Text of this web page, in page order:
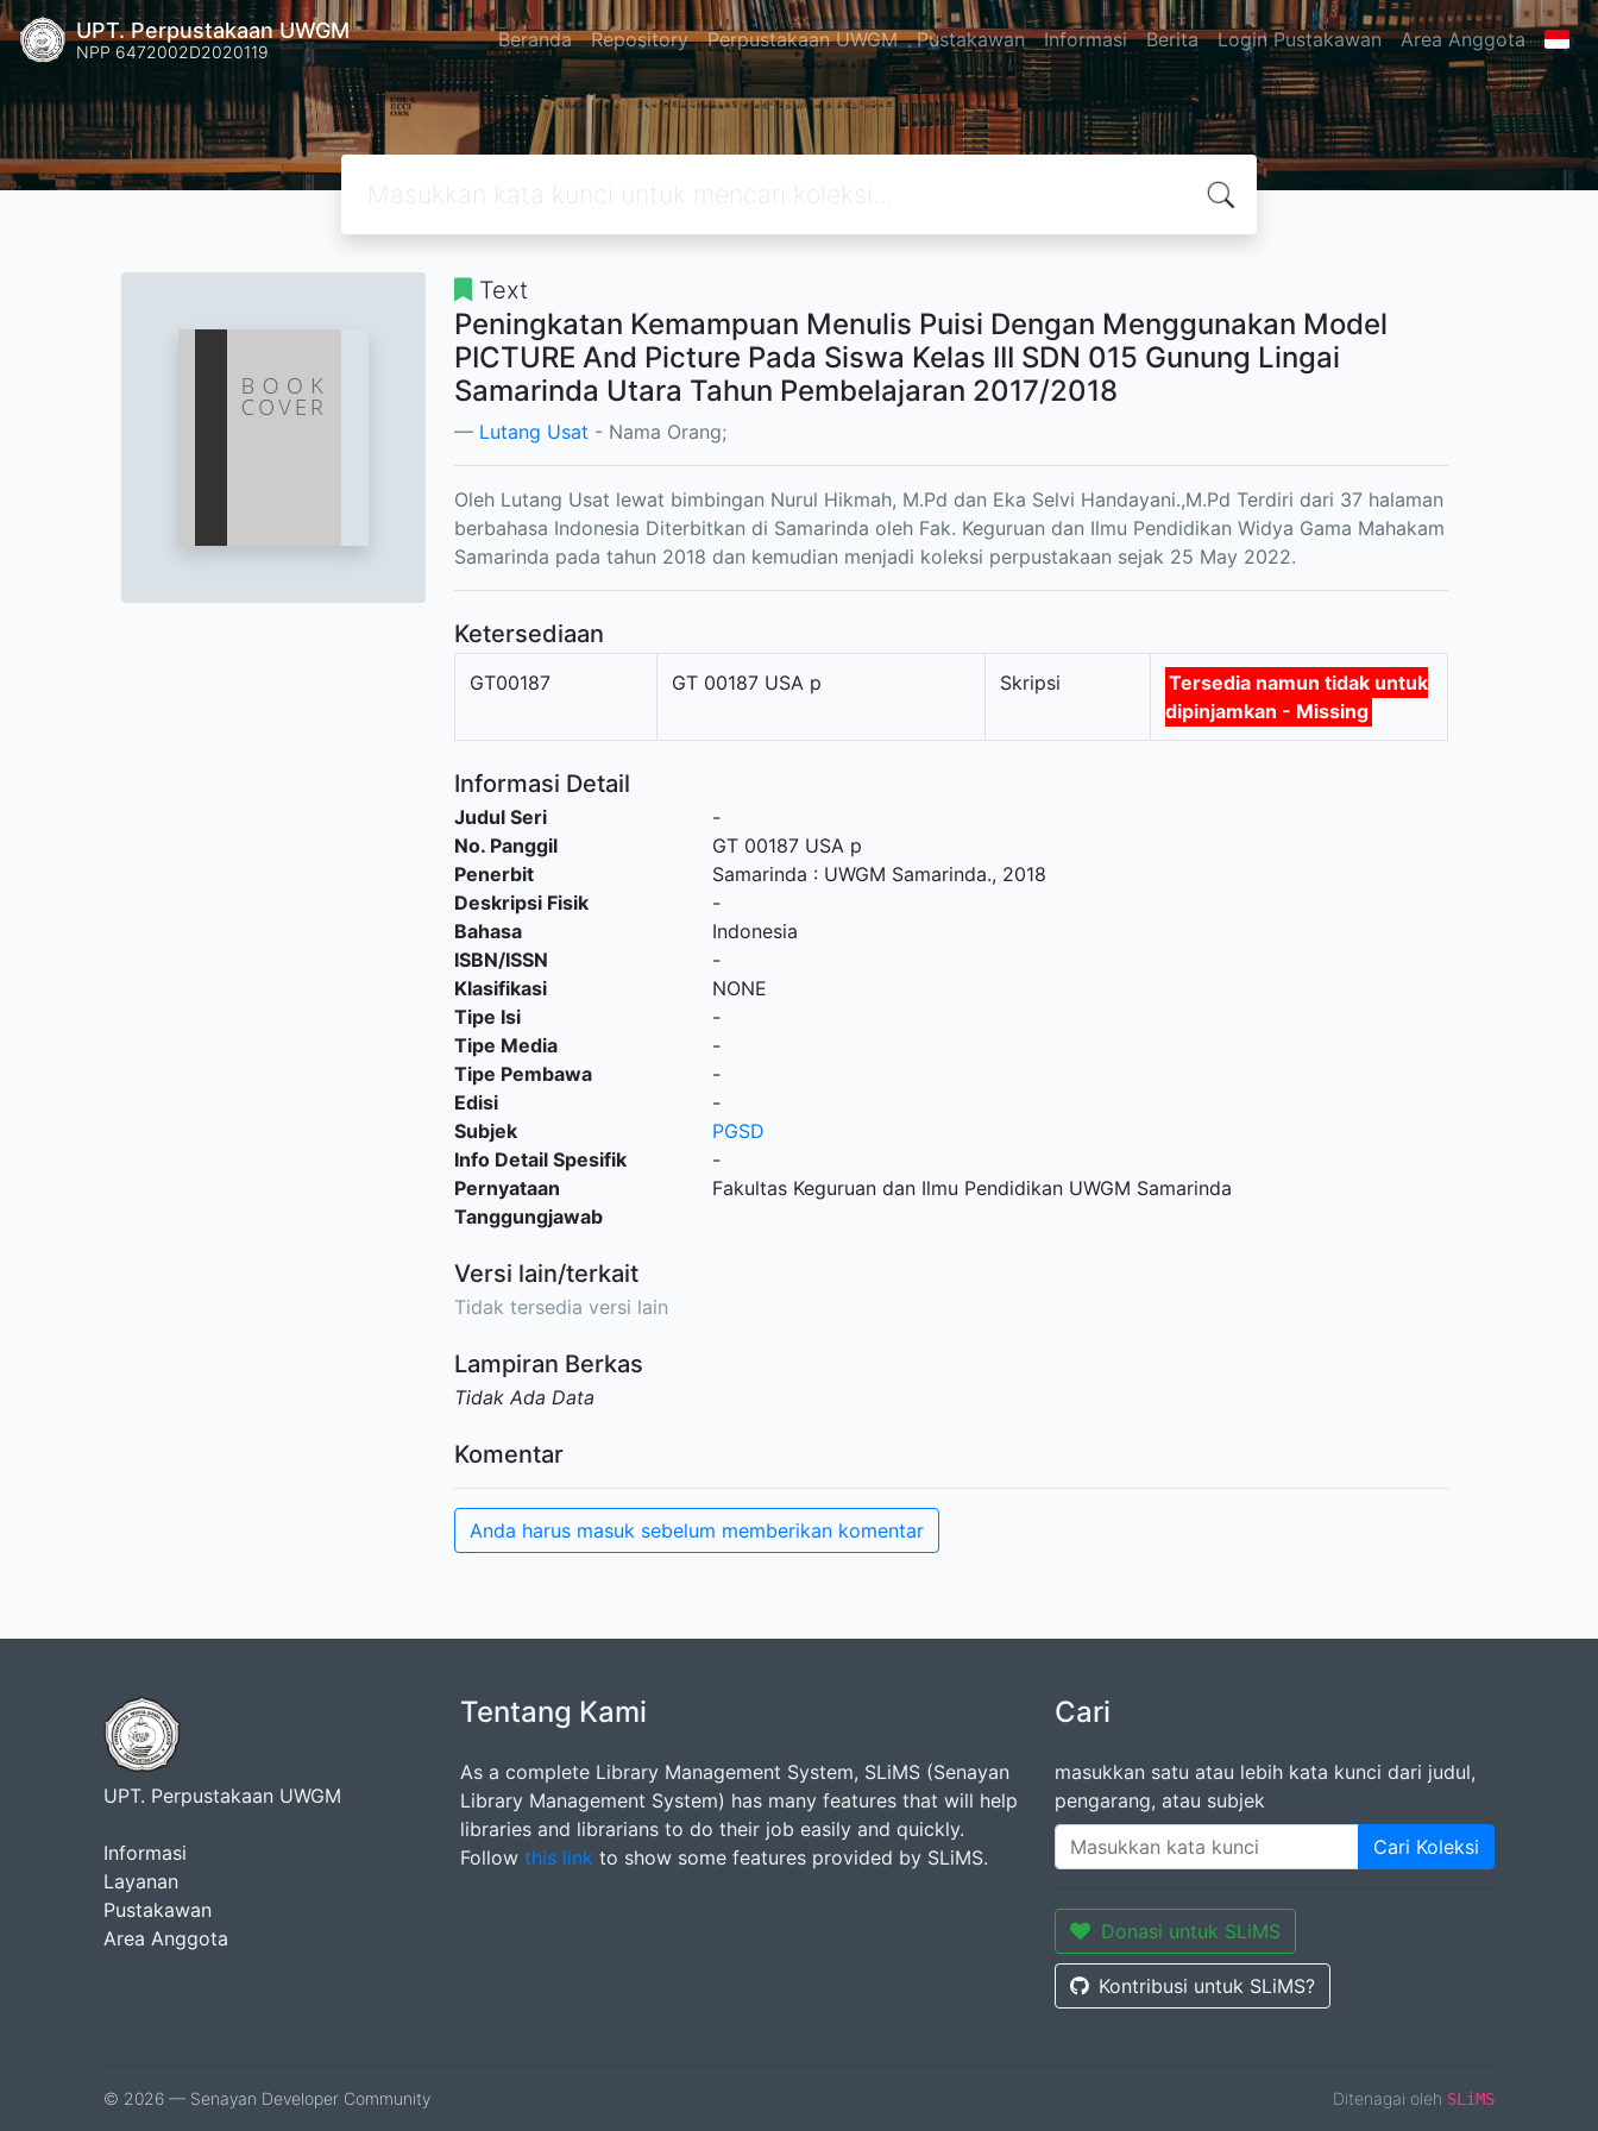
UPT. Perpustakaan UWGM
NPP 6472002D2020119 Beranda Repository Perpustakaan UWGM Pustakawan Informasi Berita Login Pustakawan Area Anggota
Text
Peningkatan Kemampuan Menulis Puisi Dengan Menggunakan Model
PICTURE And Picture Pada Siswa Kelas III SDN 015 Gunung Lingai
Samarinda Utara Tahun Pembelajaran 2017/2018
Lutang Usat - Nama Orang;
Oleh Lutang Usat lewat bimbingan Nurul Hikmah, M.Pd dan Eka Selvi Handayani.,M.Pd Terdiri dari 37 halaman
berbahasa Indonesia Diterbitkan di Samarinda oleh Fak. Keguruan dan Ilmu Pendidikan Widya Gama Mahakam
Samarinda pada tahun 2018 dan kemudian menjadi koleksi perpustakaan sejak 25 May 2022.
Ketersediaan
GT00187 GT 00187 USA p Skripsi
Tersedia namun tidak untuk
dipinjamkan - Missing
Informasi Detail
Judul Seri
-
No. Panggil
GT 00187 USA p
Penerbit
Samarinda : UWGM Samarinda., 2018
Deskripsi Fisik
-
Bahasa
Indonesia
ISBN/ISSN
-
Klasifikasi
NONE
Tipe Isi
-
Tipe Media
-
Tipe Pembawa
-
Edisi
-
Subjek
PGSD
Info Detail Spesifik
-
Pernyataan
Tanggungjawab
Fakultas Keguruan dan Ilmu Pendidikan UWGM Samarinda
Versi lain/terkait
Tidak tersedia versi lain
Lampiran Berkas
Tidak Ada Data
Komentar
Anda harus masuk sebelum memberikan komentar
UPT. Perpustakaan UWGM
Informasi
Layanan
Pustakawan
Area Anggota
Tentang Kami
As a complete Library Management System, SLiMS (Senayan
Library Management System) has many features that will help
libraries and librarians to do their job easily and quickly.
Follow this link to show some features provided by SLiMS.
Cari
masukkan satu atau lebih kata kunci dari judul,
pengarang, atau subjek
Cari Koleksi
Donasi untuk SLiMS
Kontribusi untuk SLiMS?
© 2026 — Senayan Developer Community Ditenagai oleh SLiMS